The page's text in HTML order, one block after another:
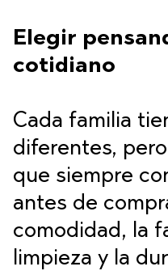
Elegir
cotidiano
Cada familia
diferentes,
que siempre
antes de
comodidad, la
limpieza y la